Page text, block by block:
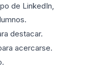
de LinkedIn,
.
destacar.
acercarse.